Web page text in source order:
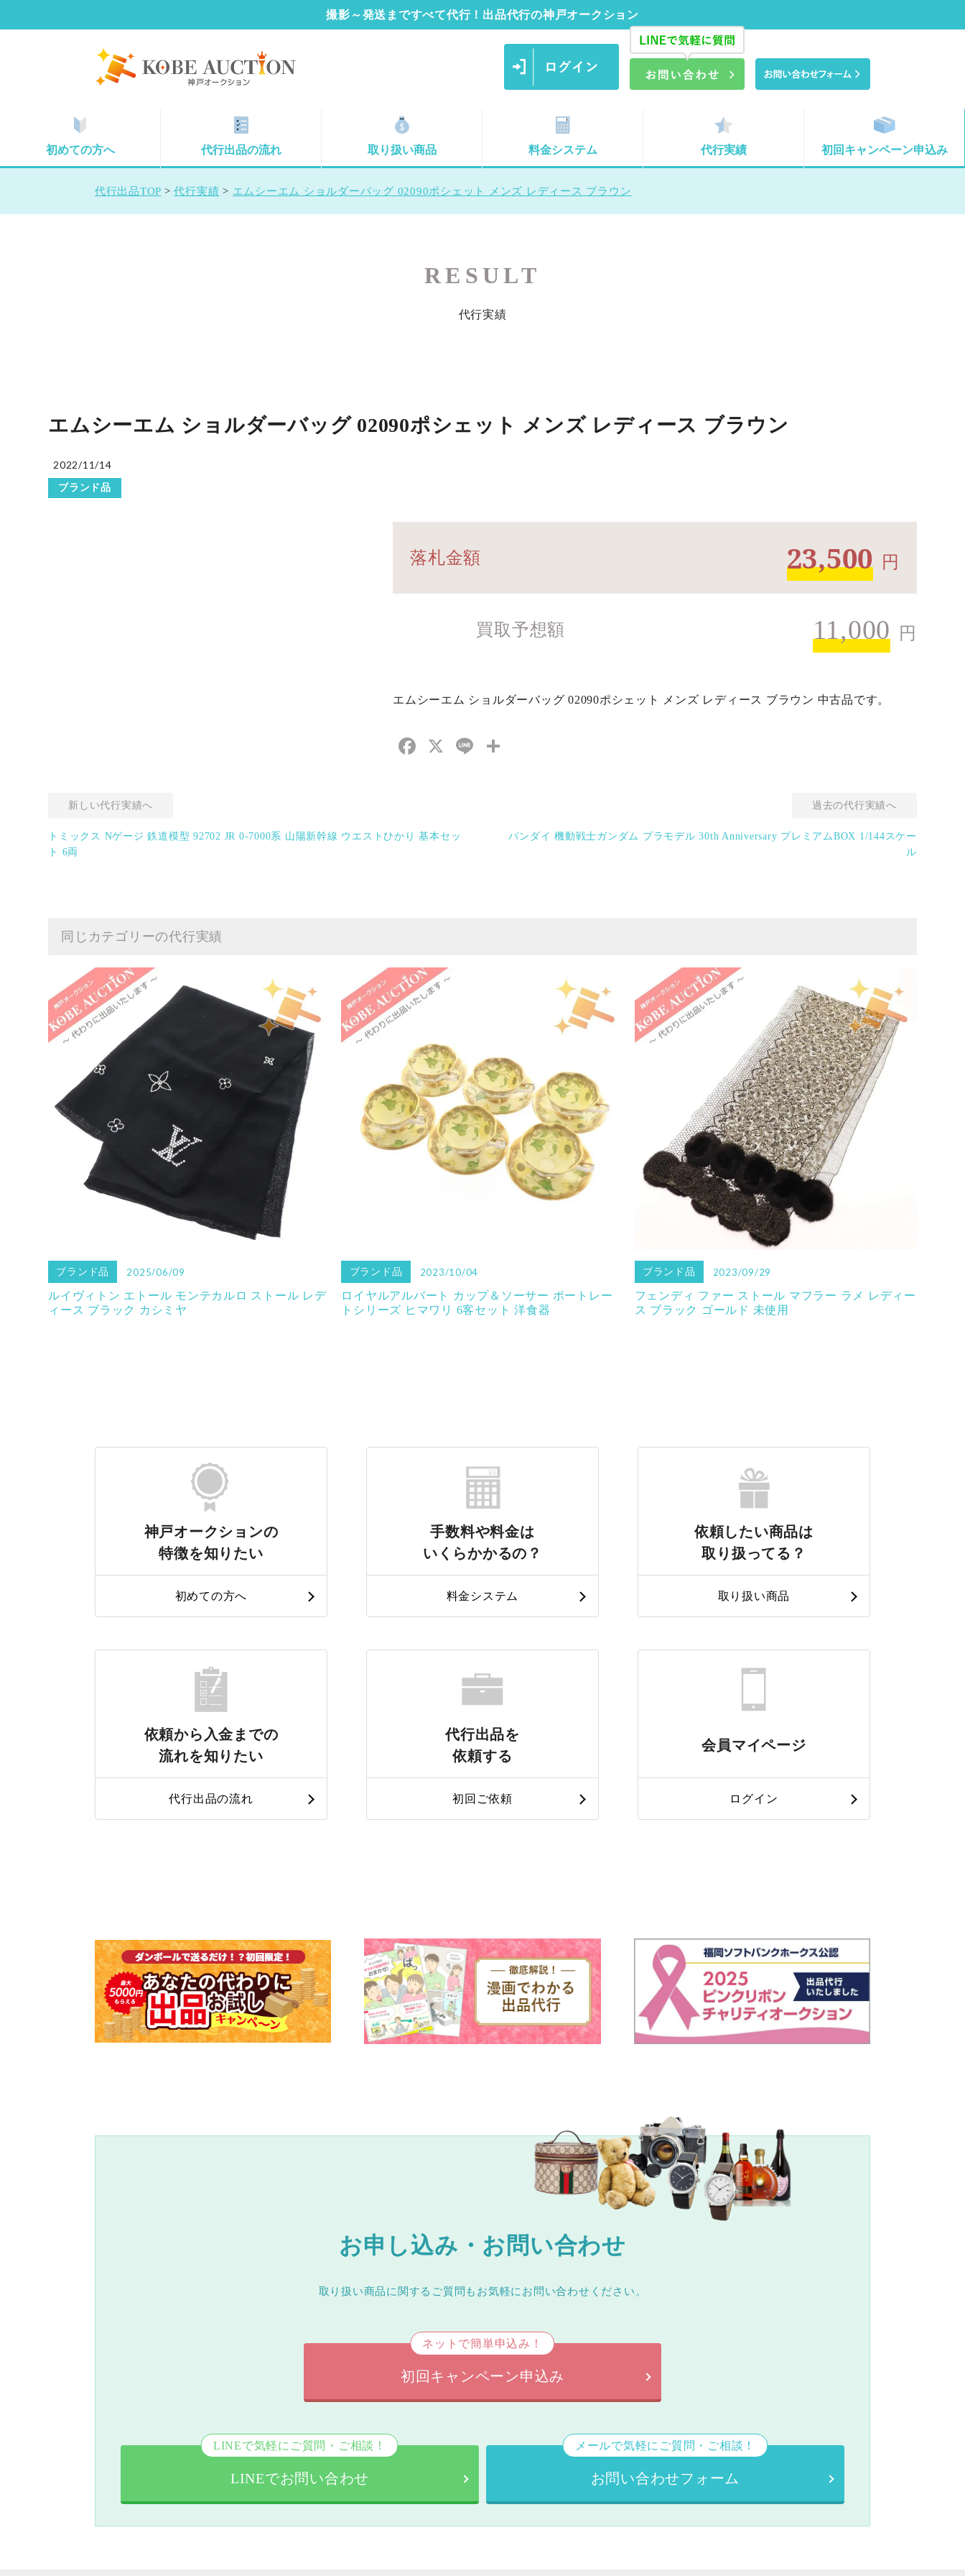
撮影～発送まですべて代行！出品代行の神戸オークション
初めての方へ 代行出品の流れ 取り扱い商品 料金システム 代行実績 初回キャンペーン申込み
代行出品TOP >代行実績 > エムシーエム ショルダーバッグ 02090ポシェット メンズ レディース ブラウン
RESULT
代行実績
エムシーエム ショルダーバッグ 02090ポシェット メンズ レディース ブラウン
2022/11/14
ブランド品
落札金額 23,500 円
買取予想額 11,000 円
エムシーエム ショルダーバッグ 02090ポシェット メンズ レディース ブラウン 中古品です。
Facebook
X Line
新しい代行実績へ
トミックス Nゲージ 鉄道模型 92702 JR 0-7000系 山陽新幹線 ウエストひかり 基本セッ
ト 6両
過去の代行実績へ
バンダイ 機動戦士ガンダム プラモデル 30th Anniversary プレミアムBOX 1/144スケー
ル
同じカテゴリーの代行実績
ブランド品 2025/06/09
ルイヴィトン エトール モンテカルロ ストール レデ
ィース ブラック カシミヤ
ブランド品 2023/10/04
ロイヤルアルバート カップ＆ソーサー ポートレー
トシリーズ ヒマワリ 6客セット 洋食器
ブランド品 2023/09/29
フェンディ ファー ストール マフラー ラメ レディー
ス ブラック ゴールド 未使用
神戸オークションの
特徴を知りたい
初めての方へ
手数料や料金は
いくらかかるの？
料金システム
依頼したい商品は
取り扱ってる？
取り扱い商品
依頼から入金までの
流れを知りたい
代行出品の流れ
代行出品を
依頼する
初回ご依頼
会員マイページ
ログイン
お申し込み・お問い合わせ
取り扱い商品に関するご質問もお気軽にお問い合わせください。
ネットで簡単申込み！
初回キャンペーン申込み
LINEで気軽にご質問・ご相談！
LINEでお問い合わせ
メールで気軽にご質問・ご相談！
お問い合わせフォーム